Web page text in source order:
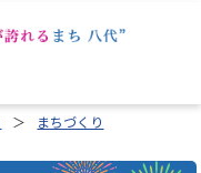
まちづくり